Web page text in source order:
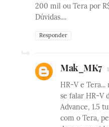
200 mil ou Tera por
Dúvidas....
Responder
Mak_MK7
HR-V e
se falar HR-V
Advance, 1.5
com o Tera,